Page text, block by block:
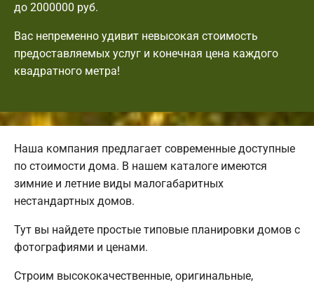
до 2000000 руб.
Вас непременно удивит невысокая стоимость
предоставляемых услуг и конечная цена каждого
квадратного метра!
Наша компания предлагает современные доступные
по стоимости дома. В нашем каталоге имеются
зимние и летние виды малогабаритных
нестандартных домов.
Тут вы найдете простые типовые планировки домов с
фотографиями и ценами.
Строим высококачественные, оригинальные,